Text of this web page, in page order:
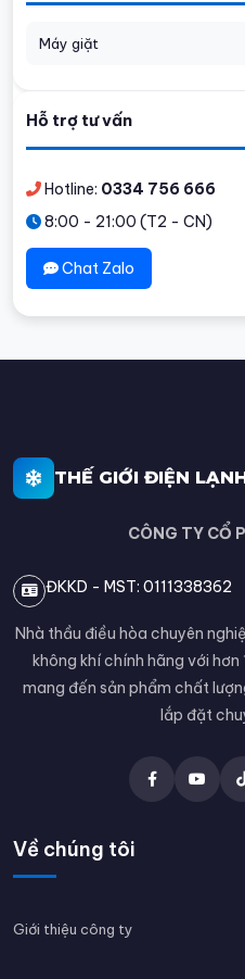
Máy giặt
Hỗ trợ tư vấn
Hotline: 0334 756 666
8:00 - 21:00 (T2 - CN)
Chat Zalo
THẾ GIỚI ĐIỆN
CÔNG TY CỔ
ĐKKD - MST: 0111338362
Nhà thầu điều hòa chuyên
không khí chính hãng với
mang đến sản phẩm chất
lắp đặt
Về chúng tôi
Giới thiệu công ty